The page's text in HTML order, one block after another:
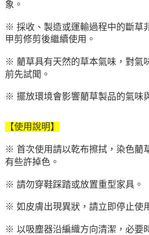
象。
※ 採收、製造或運輸過程中的斷草
甲剪修剪後繼續使用。
※ 藺草具有天然的草本氣味，對氣
前先試聞。
※ 擺放環境會影響藺草製品的氣味
【使用說明】
※ 首次使用請以乾布擦拭，染色藺
有些許掉色。
※ 請勿穿鞋踩踏或放置重型家具。
※ 如皮膚出現異狀，請立即停止使
※ 以吸塵器沿編織方向清潔，必要